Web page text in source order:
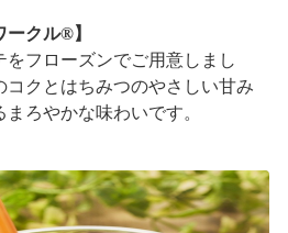
ークル®】
をフローズンでご用意しまし
コクとはちみつのやさしい甘み
ろやかな味わいです。